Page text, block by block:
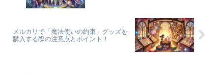
メルカリで「魔法使いの約束」グッズを
購入する際の注意点とポイント！